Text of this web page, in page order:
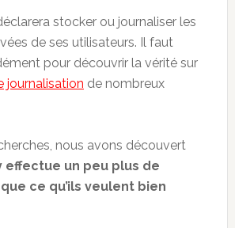
stocker ou journaliser les
de ses utilisateurs. Il faut
pour découvrir la vérité sur
journalisation de nombreux
nous avons découvert
effectue un peu plus de
ce qu’ils veulent bien